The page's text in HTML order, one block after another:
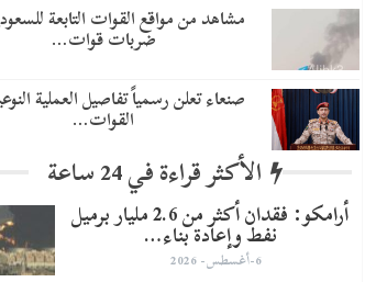
مشاهد من مواقع القوات التابعة
ضربات قوات…
صنعاء تعلن رسمياً تفاصيل العملية
القوات…
الأكثر قراءة في 24 ساعة
أرامكو: فقدان أكثر من 2.6 مليار برميل
نفط وإعادة بناء…
6-أغسطس- 2026